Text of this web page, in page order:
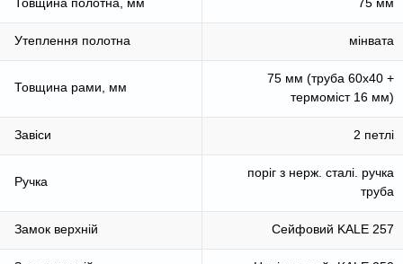
Товщина полотна, мм 75 мм
Утеплення полотна мінвата
Товщина рами, мм
75 мм (труба 60х40 +
термоміст 16 мм)
Завіси 2 петлі
Ручка
поріг з нерж. сталі. ручка
труба
Замок верхній Сейфовий KALE 257